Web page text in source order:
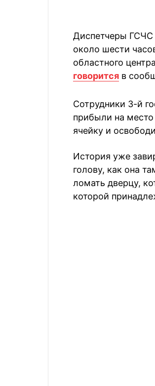
Диспетчеры ГСЧС
около шести
областного
говорится в
Сотрудники 3-й
прибыли на
ячейку и
История уже
голову, как она
ломать дверцу,
которой